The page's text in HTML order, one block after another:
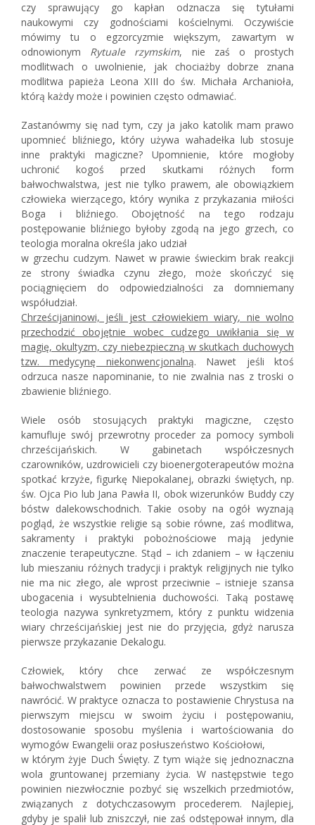
czy sprawujący go kapłan odznacza się tytułami
naukowymi czy godnościami kościelnymi. Oczywiście
mówimy tu o egzorcyzmie większym, zawartym w
odnowionym Rytuale rzymskim, nie zaś o prostych
modlitwach o uwolnienie, jak chociażby dobrze znana
modlitwa papieża Leona XIII do św. Michała Archanioła,
którą każdy może i powinien często odmawiać.
Zastanówmy się nad tym, czy ja jako katolik mam prawo
upomnieć bliźniego,który używa wahadełka lub stosuje
inne praktyki magiczne? Upomnienie, które mogłoby
uchronić kogoś przed skutkami różnych form
bałwochwalstwa, jest nie tylko prawem, ale obowiązkiem
człowieka wierzącego, który wynika z przykazania miłości
Boga i bliźniego. Obojętność na tego rodzaju
postępowanie bliźniego byłoby zgodą na jego grzech, co
teologia moralna określa jako udział
w grzechu cudzym. Nawet w prawie świeckim brak reakcji
ze strony świadka czynu złego, może skończyć się
pociągnięciem do odpowiedzialności za domniemany
współudział.
Chrześcijaninowi, jeśli jest człowiekiem wiary, nie wolno
przechodzić obojętnie wobec cudzego uwikłania się w
magię, okultyzm, czy niebezpieczną w skutkach duchowych
tzw. medycynę niekonwencjonalną. Nawet jeśli ktoś
odrzuca nasze napominanie, to nie zwalnia nas z troski o
zbawienie bliźniego.
Wiele osób stosujących praktyki magiczne, często
kamufluje swój przewrotny proceder za pomocy symboli
chrześcijańskich. W gabinetach współczesnych
czarowników, uzdrowicieli czy bioenergoterapeutów można
spotkać krzyże, figurkę Niepokalanej, obrazki świętych, np.
św. Ojca Pio lub Jana Pawła II, obok wizerunków Buddy czy
bóstw dalekowschodnich. Takie osoby na ogół wyznają
pogląd, że wszystkie religie są sobie równe, zaś modlitwa,
sakramenty i praktyki pobożnościowe mają jedynie
znaczenie terapeutyczne. Stąd – ich zdaniem – w łączeniu
lub mieszaniu różnych tradycji i praktyk religijnych nie tylko
nie ma nic złego, ale wprost przeciwnie – istnieje szansa
ubogacenia i wysubtelnienia duchowości. Taką postawę
teologia nazywa synkretyzmem, który z punktu widzenia
wiary chrześcijańskiej jest nie do przyjęcia, gdyż narusza
pierwsze przykazanie Dekalogu.
Człowiek, który chce zerwać ze współczesnym
bałwochwalstwem powinien przede wszystkim się
nawrócić. W praktyce oznacza to postawienie Chrystusa na
pierwszym miejscu w swoim życiu i postępowaniu,
dostosowanie sposobu myślenia i wartościowania do
wymogów Ewangelii oraz posłuszeństwo Kościołowi,
w którym żyje Duch Święty. Z tym wiąże się jednoznaczna
wola gruntowanej przemiany życia. W następstwie tego
powinien niezwłocznie pozbyć się wszelkich przedmiotów,
związanych z dotychczasowym procederem. Najlepiej,
gdyby je spalił lub zniszczył, nie zaś odstępował innym, dla